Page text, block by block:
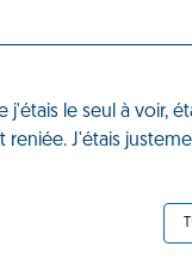
le seul à voir,
J'étais